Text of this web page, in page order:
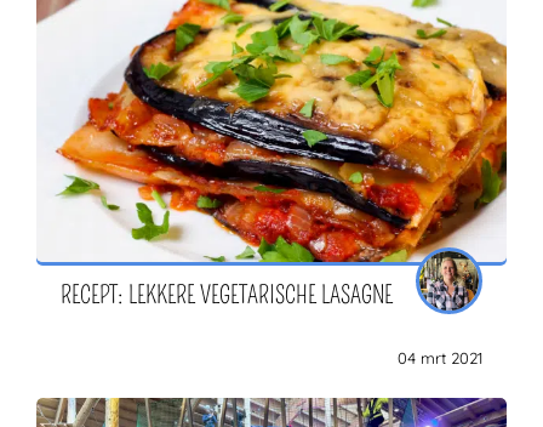
RECEPT: LEKKERE VEGETARISCHE LASAGNE
04 mrt 2021